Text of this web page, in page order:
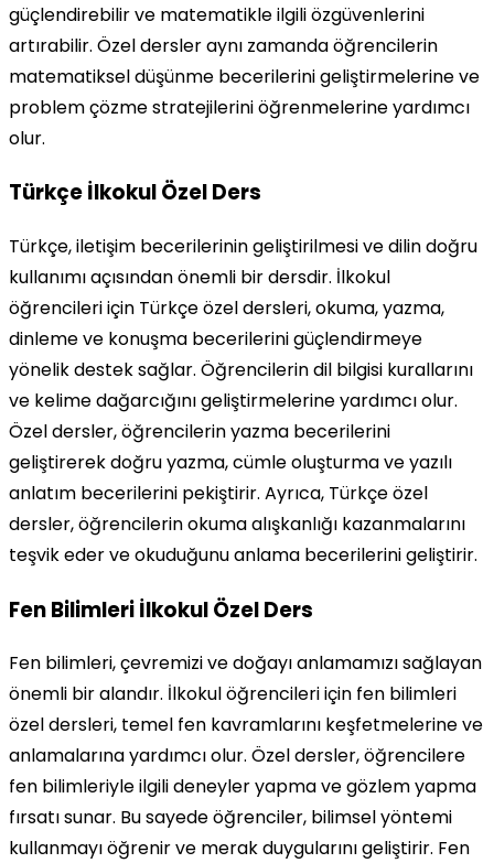
güçlendirebilir ve matematikle ilgili özgüvenlerini
artırabilir. Özel dersler aynı zamanda öğrencilerin
matematiksel düşünme becerilerini geliştirmelerine ve
problem çözme stratejilerini öğrenmelerine yardımcı
olur.
Türkçe İlkokul Özel Ders
Türkçe, iletişim becerilerinin geliştirilmesi ve dilin doğru
kullanımı açısından önemli bir dersdir. İlkokul
öğrencileri için Türkçe özel dersleri, okuma, yazma,
dinleme ve konuşma becerilerini güçlendirmeye
yönelik destek sağlar. Öğrencilerin dil bilgisi kurallarını
ve kelime dağarcığını geliştirmelerine yardımcı olur.
Özel dersler, öğrencilerin yazma becerilerini
geliştirerek doğru yazma, cümle oluşturma ve yazılı
anlatım becerilerini pekiştirir. Ayrıca, Türkçe özel
dersler, öğrencilerin okuma alışkanlığı kazanmalarını
teşvik eder ve okuduğunu anlama becerilerini geliştirir.
Fen Bilimleri İlkokul Özel Ders
Fen bilimleri, çevremizi ve doğayı anlamamızı sağlayan
önemli bir alandır. İlkokul öğrencileri için fen bilimleri
özel dersleri, temel fen kavramlarını keşfetmelerine ve
anlamalarına yardımcı olur. Özel dersler, öğrencilere
fen bilimleriyle ilgili deneyler yapma ve gözlem yapma
fırsatı sunar. Bu sayede öğrenciler, bilimsel yöntemi
kullanmayı öğrenir ve merak duygularını geliştirir. Fen